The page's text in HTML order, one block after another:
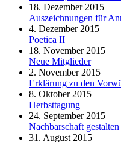
18. Dezember 2015
Auszeichnungen für
4. Dezember 2015
Poetica II
18. November 2015
Neue Mitglieder
2. November 2015
Erklärung zu den
8. Oktober 2015
Herbsttagung
24. September 2015
Nachbarschaft
31. August 2015